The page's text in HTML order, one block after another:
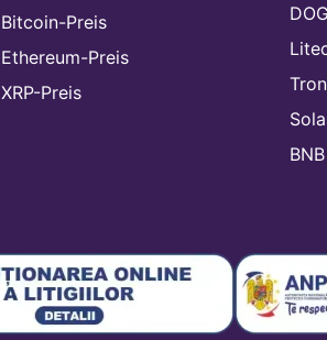
Bitcoin-Preis
Ethereum-Preis
XRP-Preis